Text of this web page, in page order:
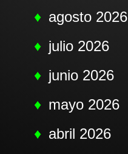
agosto 2026
julio 2026
junio 2026
mayo 2026
abril 2026